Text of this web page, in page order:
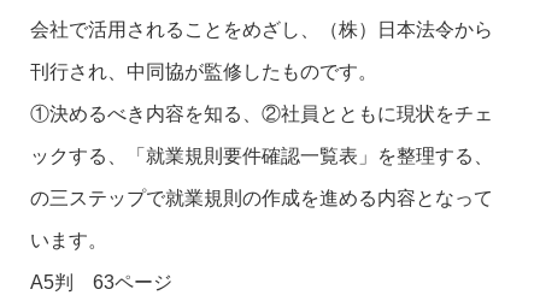
会社で活用されることをめざし、（株）日本法令から
刊行され、中同協が監修したものです。
①決めるべき内容を知る、②社員とともに現状をチェ
ックする、「就業規則要件確認一覧表」を整理する、
の三ステップで就業規則の作成を進める内容となって
います。
A5判 63ページ